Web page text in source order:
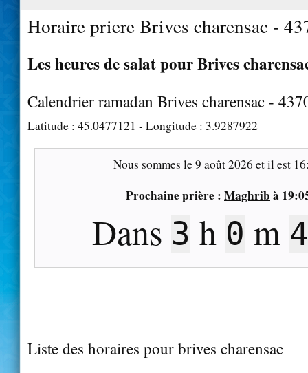
Horaire priere Brives charensac -
Les heures de salat pour Brives
Calendrier ramadan Brives charensac -
Latitude : 45.0477121 - Longitude : 3.9287922
Nous sommes le9 août 2026 et il est
Prochaine prière : Maghrib à
Dans 3 h 0 m 3
Liste des horaires pour brives charensac